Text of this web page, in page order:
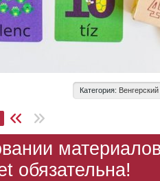
Категория:
обязательна!